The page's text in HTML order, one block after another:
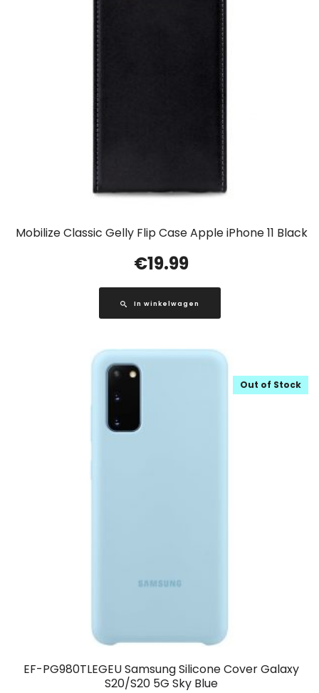
Mobilize Classic Gelly Flip Case Apple iPhone 11 Black
€19.99
In winkelwagen
EF-PG980TLEGEU Samsung Silicone Cover Galaxy
S20/S20 5G Sky Blue
Out of Stock